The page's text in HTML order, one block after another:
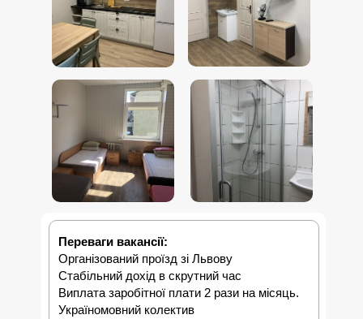
Переваги вакансії:
Організований проїзд зі Львову
Стабільний дохід в скрутний час
Виплата заробітної плати 2 рази на місяць.
Україномовний колектив